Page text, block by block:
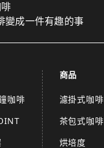
變成一件有趣的事
咖啡
商品
濾掛式咖啡
茶包式咖啡
烘培度